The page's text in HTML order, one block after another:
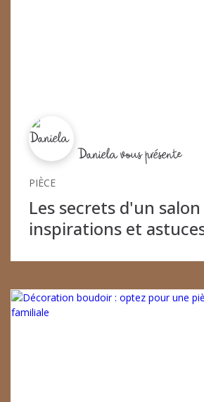
Daniela vous présente
PIÈCE
Les secrets d'un
inspirations et